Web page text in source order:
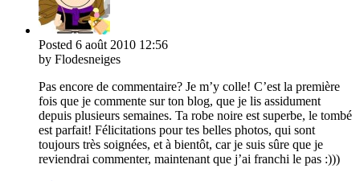
Posted 6 août 2010 12:56
by Flodesneiges
Pas encore de commentaire? Je m’y colle! C’est la première
fois que je commente sur ton blog, que je lis assidument
depuis plusieurs semaines. Ta robe noire est superbe, le tombé
est parfait! Félicitations pour tes belles photos, qui sont
toujours très soignées, et à bientôt, car je suis sûre que je
reviendrai commenter, maintenant que j’ai franchi le pas :)))